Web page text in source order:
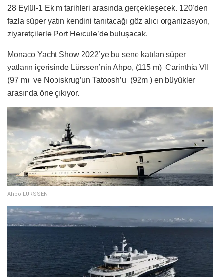
28 Eylül-1 Ekim tarihleri arasında gerçekleşecek. 120’den
fazla süper yatın kendini tanıtacağı göz alıcı organizasyon,
ziyaretçilerle Port Hercule’de buluşacak.
Monaco Yacht Show 2022’ye bu sene katılan süper
yatların içerisinde Lürssen’nin Ahpo, (115 m) Carinthia VII
(97 m) ve Nobiskrug’un Tatoosh’u (92m ) en büyükler
arasında öne çıkıyor.
Ahpo-LÜRSSEN